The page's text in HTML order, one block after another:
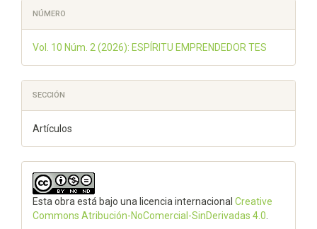
NÚMERO
Vol. 10 Núm. 2 (2026): ESPÍRITU EMPRENDEDOR TES
SECCIÓN
Artículos
Esta obra está bajo una licencia internacional Creative
Commons Atribución-NoComercial-SinDerivadas 4.0